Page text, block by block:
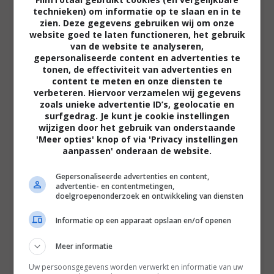
Filmtotaal
Recensie
Regie:Zack Snyder | Cast:Gerard Butler
(Leonidas), Lena Headey (Queen Gorgo), David
Wenham (Dilios), Dominic West (Theron),
Vincent Regan (Captain) |
Speelduur:117 minuten |Jaar:2006
Er werd al lang geanticipeerd op300, eigenlijk al
sinds de film in productie werd genomen. Vooral
toen de eerste teasers en trailers beschikbaar
technieken) om informatie op te slaan en in te
zien. Deze gegevens gebruiken wij om onze
website goed te laten functioneren, het gebruik
van de website te analyseren,
gepersonaliseerde content en advertenties te
tonen, de effectiviteit van advertenties en
content te meten en onze diensten te
verbeteren. Hiervoor verzamelen wij gegevens
zoals unieke advertentie ID’s, geolocatie en
surfgedrag. Je kunt je cookie instellingen
wijzigen door het gebruik van onderstaande
'Meer opties' knop of via 'Privacy instellingen
aanpassen' onderaan de website.
Gepersonaliseerde advertenties en content,
advertentie- en contentmetingen,
doelgroepenonderzoek en ontwikkeling van diensten
Informatie op een apparaat opslaan en/of openen
Meer informatie
Uw persoonsgegevens worden verwerkt en informatie van uw